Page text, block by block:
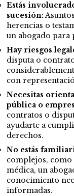
Estás
sucesión:
herencias o
un abogado para
Hay riesgos
disputa o
con
Necesitas
pública o
contratos o
ayudarte a
derechos.
No estás
complejos,
médica, un
conocimiento
informadas.